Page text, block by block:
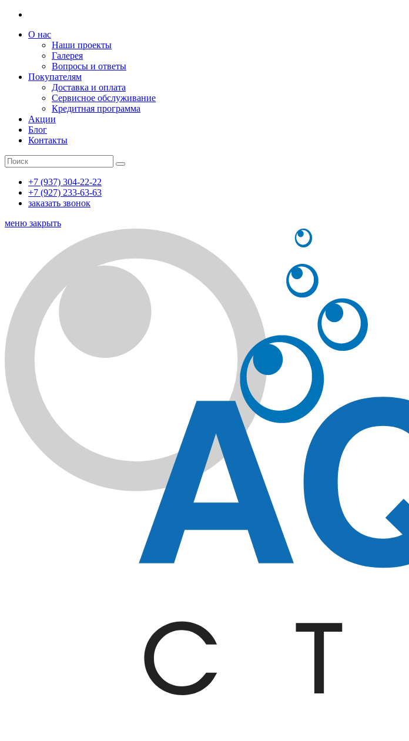
О нас
Наши проекты
Галерея
Вопросы и ответы
Покупателям
Доставка и оплата
Сервисное обслуживание
Кредитная программа
Акции
Блог
Контакты
+7 (937) 304-22-22
+7 (927) 233-63-63
заказать звонок
меню закрыть